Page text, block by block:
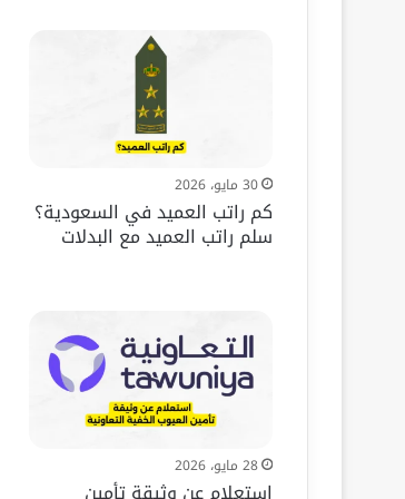
30 مايو، 2026
كم راتب العميد في السعودية؟
سلم راتب العميد مع البدلات
28 مايو، 2026